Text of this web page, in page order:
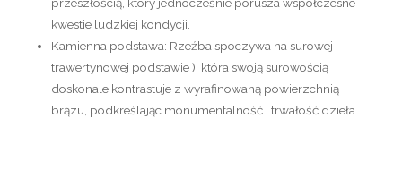
przeszłością, który jednocześnie porusza współczesne
kwestie ludzkiej kondycji.
Kamienna podstawa: Rzeźba spoczywa na surowej
trawertynowej podstawie ), która swoją surowością
doskonale kontrastuje z wyrafinowaną powierzchnią
brązu, podkreślając monumentalność i trwałość dzieła.